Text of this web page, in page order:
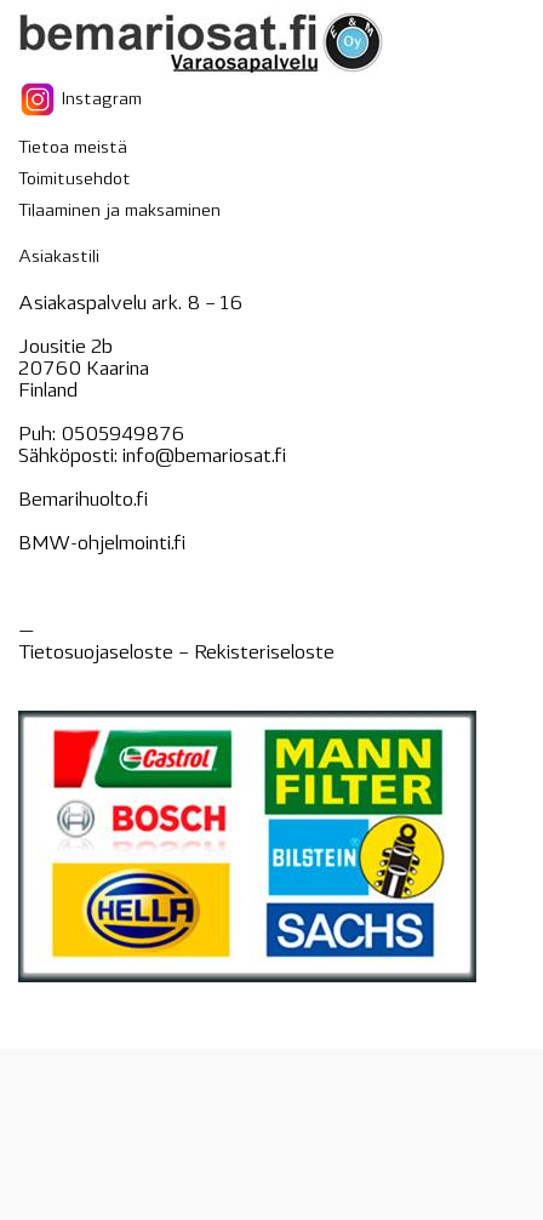
Instagram
Tietoa meistä
Toimitusehdot
Tilaaminen ja maksaminen
Asiakastili
Asiakaspalvelu ark. 8 – 16
Jousitie 2b
20760 Kaarina
Finland
Puh: 0505949876
Sähköposti: info@bemariosat.fi
Bemarihuolto.fi
BMW-ohjelmointi.fi
—
Tietosuojaseloste – Rekisteriseloste